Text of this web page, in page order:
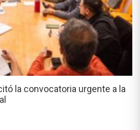
la convocatoria urgente a la